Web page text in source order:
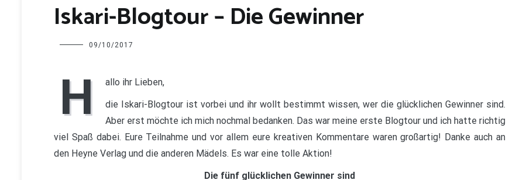
Iskari-Blogtour – Die Gewinner
Charline 09/10/2017
H
allo ihr Lieben,
die Iskari-Blogtour ist vorbei und ihr wollt bestimmt wissen, wer die glücklichen Gewinner sind.
Aber erst möchte ich mich nochmal bedanken. Das war meine erste Blogtour und ich hatte richtig
viel Spaß dabei. Eure Teilnahme und vor allem eure kreativen Kommentare waren großartig! Danke auch an
den Heyne Verlag und die anderen Mädels. Es war eine tolle Aktion!
Die fünf glücklichen Gewinner sind